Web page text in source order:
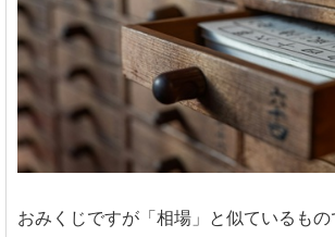
おみくじですが「相場」と似ているも